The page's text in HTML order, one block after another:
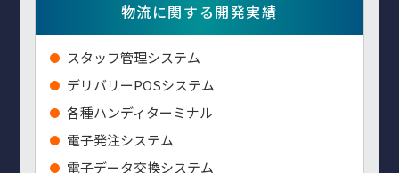
物流に関する開発実績
スタッフ管理システム
デリバリーPOSシステム
各種ハンディターミナル
電子発注システム
電子データ交換システム